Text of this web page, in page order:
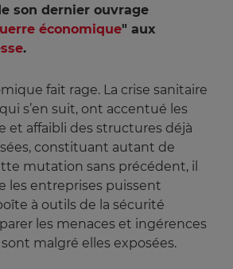
son dernier ouvrage
économique" aux
.
fait rage. La crise sanitaire
s’en suit, ont accentué les
et affaibli des structures déjà
constituant autant de
mutation sans précédent, il
les entreprises puissent
à outils de la sécurité
les menaces et ingérences
malgré elles exposées.